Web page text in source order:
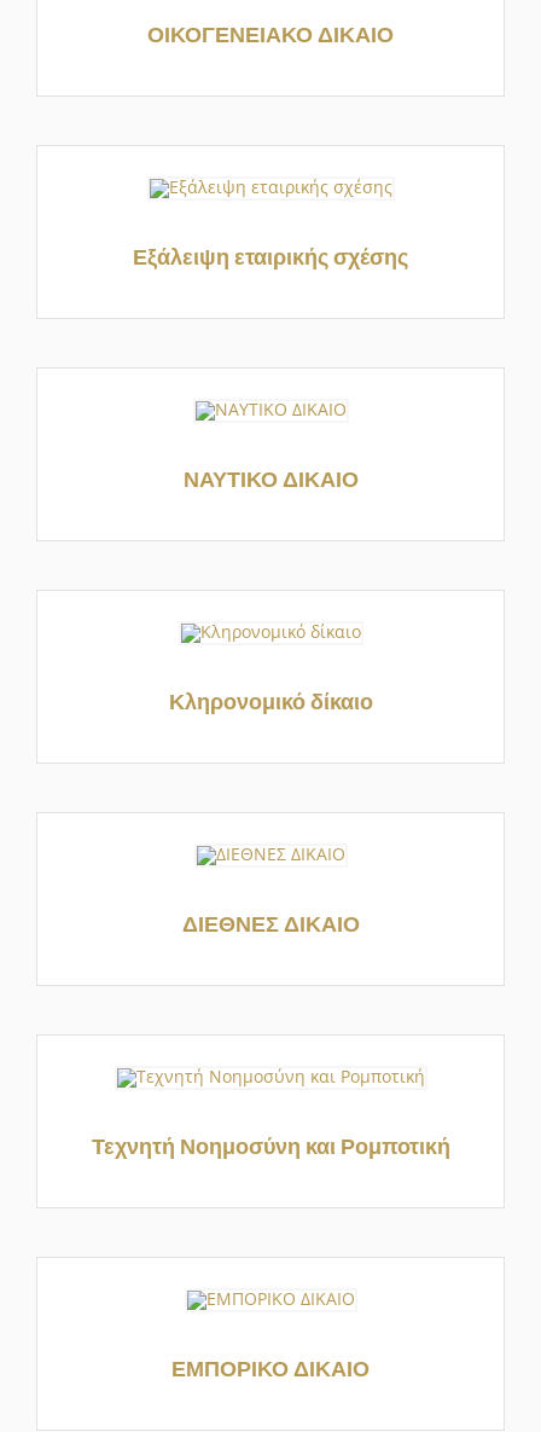
ΟΙΚΟΓΕΝΕΙΑΚΟ ΔΙΚΑΙΟ
Εξάλειψη εταιρικής σχέσης
ΝΑΥΤΙΚΟ ΔΙΚΑΙΟ
Κληρονομικό δίκαιο
ΔΙΕΘΝΕΣ ΔΙΚΑΙΟ
Τεχνητή Νοημοσύνη και Ρομποτική
ΕΜΠΟΡΙΚΟ ΔΙΚΑΙΟ